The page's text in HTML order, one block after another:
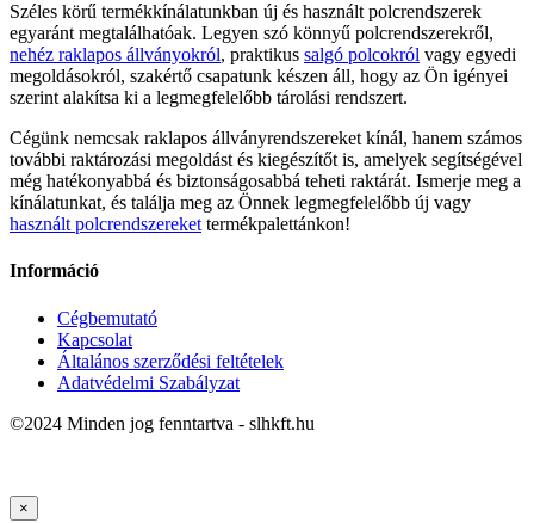
Széles körű termékkínálatunkban új és használt polcrendszerek
egyaránt megtalálhatóak. Legyen szó könnyű polcrendszerekről,
nehéz raklapos állványokról, praktikus salgó polcokról vagy egyedi
megoldásokról, szakértő csapatunk készen áll, hogy az Ön igényei
szerint alakítsa ki a legmegfelelőbb tárolási rendszert.
Cégünk nemcsak raklapos állványrendszereket kínál, hanem számos
további raktározási megoldást és kiegészítőt is, amelyek segítségével
még hatékonyabbá és biztonságosabbá teheti raktárát. Ismerje meg a
kínálatunkat, és találja meg az Önnek legmegfelelőbb új vagy
használt polcrendszereket termékpalettánkon!
Információ
Cégbemutató
Kapcsolat
Általános szerződési feltételek
Adatvédelmi Szabályzat
©2024 Minden jog fenntartva - slhkft.hu
×